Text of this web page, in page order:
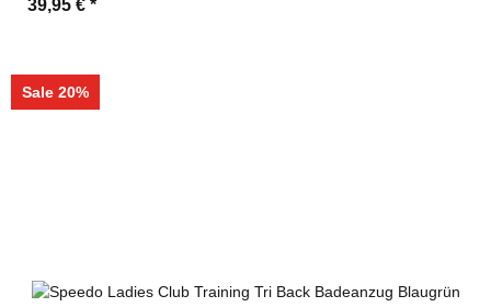
39,95 € *
Sale 20%